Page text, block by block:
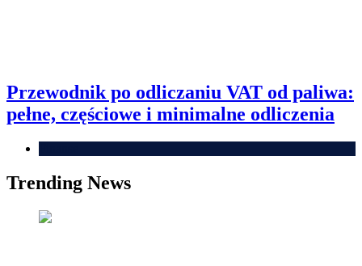
Przewodnik po odliczaniu VAT od paliwa:
pełne, częściowe i minimalne odliczenia
Trending News